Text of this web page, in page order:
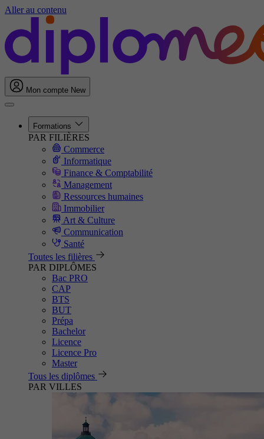
Aller au contenu
Mon compte New
Formations
PAR FILIÈRES
Commerce
Informatique
Finance & Comptabilité
Management
Ressources humaines
Immobilier
Art & Culture
Communication
Santé
Toutes les filières
PAR DIPLÔMES
Bac PRO
CAP
BTS
BUT
Prépa
Bachelor
Licence
Licence Pro
Master
Tous les diplômes
PAR VILLES